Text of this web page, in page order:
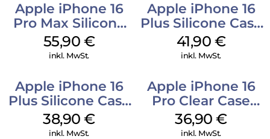
Apple iPhone 16
Pro Max Silicone
Case MagSafe
Stone Gray
55,90 €
inkl. MwSt.
Apple iPhone 16
Plus Silicone Case
MagSafe Stone
Gray
41,90 €
inkl. MwSt.
Apple iPhone 16
Plus Silicone Case
MagSafe Denim
38,90€
inkl. MwSt.
Apple iPhone 16
Pro Clear Case
MagSafe
Transparent
36,90€
inkl. MwSt.